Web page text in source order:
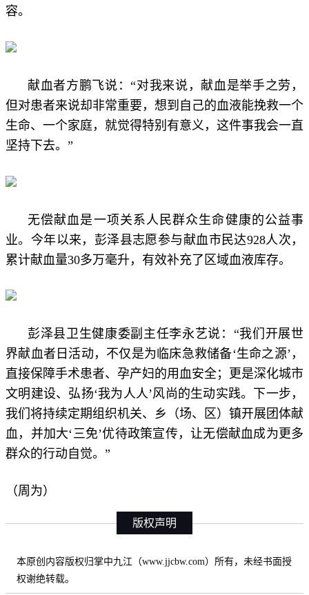
容。
献血者方鹏飞说：“对我来说，献血是举手之劳，
但对患者来说却非常重要，想到自己的血液能挽救一个
生命、一个家庭，就觉得特别有意义，这件事我会一直
坚持下去。”
无偿献血是一项关系人民群众生命健康的公益事
业。今年以来，彭泽县志愿参与献血市民达928人次，
累计献血量30多万毫升，有效补充了区域血液库存。
彭泽县卫生健康委副主任李永艺说：“我们开展世
界献血者日活动，不仅是为临床急救储备‘生命之源’，
直接保障手术患者、孕产妇的用血安全；更是深化城市
文明建设、弘扬‘我为人人’风尚的生动实践。下一步，
我们将持续定期组织机关、乡（场、区）镇开展团体献
血，并加大‘三免’优待政策宣传，让无偿献血成为更多
群众的行动自觉。”
（周为）
版权声明
本原创内容版权归掌中九江（www.jjcbw.com）所有，未经书面授
权谢绝转载。